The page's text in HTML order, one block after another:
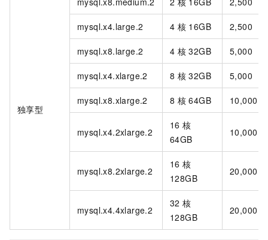
独享型
mysql.x4.large.2 4 核 16GB 2,500
mysql.x8.large.2 4 核 32GB 5,000
mysql.x4.xlarge.2 8 核 32GB 5,000
mysql.x8.xlarge.2 8 核 64GB 10,000
mysql.x4.2xlarge.2
16 核
64GB
10,000
mysql.x8.2xlarge.2
16 核
128GB
20,000
mysql.x4.4xlarge.2
32 核
128GB
20,000